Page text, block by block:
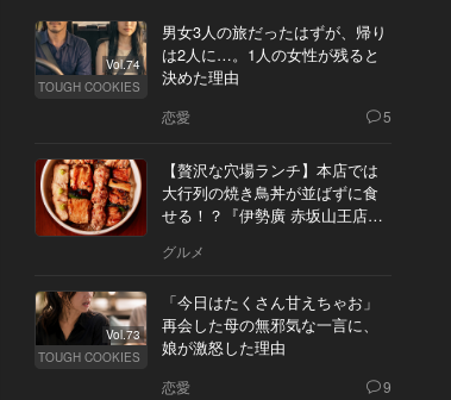
Vol.74
TOUGH COOKIES
男女3人の旅だったはずが、帰り
は2人に…。1人の女性が残ると
決めた理由
恋愛 5
【贅沢な穴場ランチ】本店では
大行列の焼き鳥丼が並ばずに食
せる！？『伊勢廣 赤坂山王店』
グルメ
Vol.73
TOUGH COOKIES
「今日はたくさん甘えちゃお」
再会した母の無邪気な一言に、
娘が激怒した理由
恋愛 9